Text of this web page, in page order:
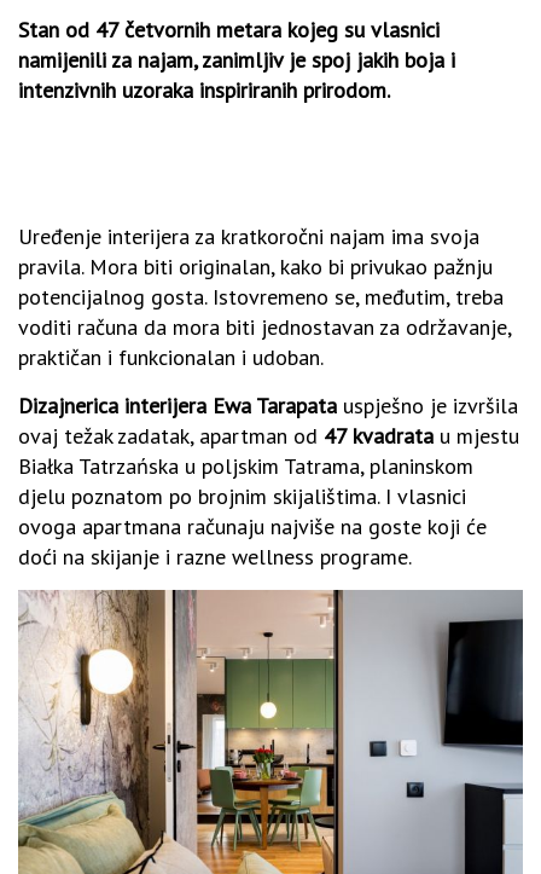
Stan od 47 četvornih metara kojeg su vlasnici
namijenili za najam, zanimljiv je spoj jakih boja i
intenzivnih uzoraka inspiriranih prirodom.
Uređenje interijera za kratkoročni najam ima svoja
pravila. Mora biti originalan, kako bi privukao pažnju
potencijalnog gosta. Istovremeno se, međutim, treba
voditi računa da mora biti jednostavan za održavanje,
praktičan i funkcionalan i udoban.
Dizajnerica interijera Ewa Tarapata uspješno je izvršila
ovaj težak zadatak, apartman od 47 kvadrata u mjestu
Białka Tatrzańska u poljskim Tatrama, planinskom
djelu poznatom po brojnim skijalištima. I vlasnici
ovoga apartmana računaju najviše na goste koji će
doći na skijanje i razne wellness programe.